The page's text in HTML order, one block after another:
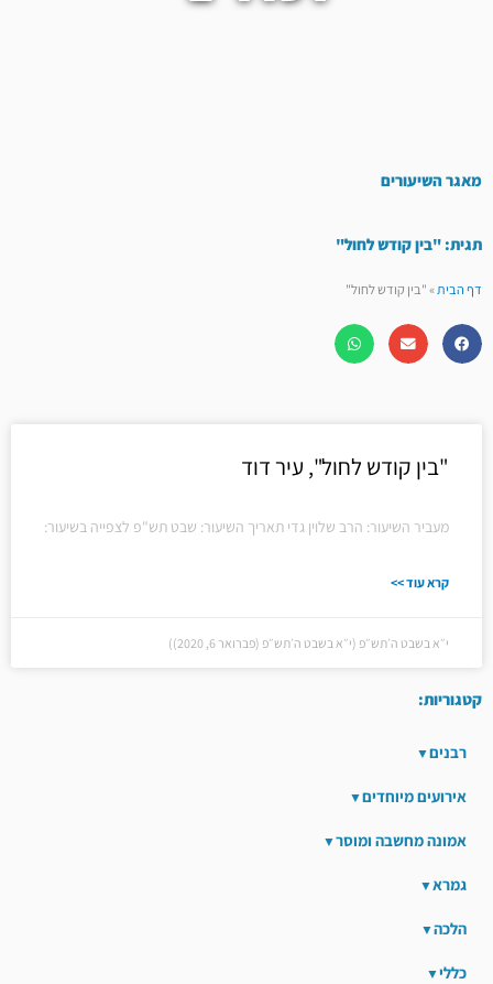
מאגר השיעורים
תגית: "בין קודש לחול"
דף הבית»"בין קודש לחול"
"בין קודש לחול", עיר דוד
מעביר השיעור: הרב שלוין גדי תאריך השיעור: שבט תש"פ לצפייה בשיעור:
קרא עוד >>
י״א בשבט ה׳תש״פ (י״א בשבט ה׳תש״פ (פברואר 6, 2020))
קטגוריות:
רבנים
אירועים מיוחדים
אמונה מחשבה ומוסר
גמרא
הלכה
כללי